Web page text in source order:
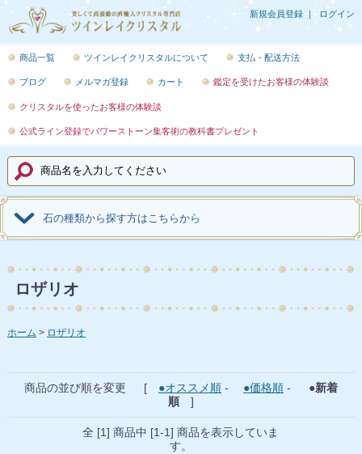
新規会員登録 ログイン
商品一覧 ツインレイクリスタルについて 支払・配送方法
ブログ メルマガ登録 カート 鑑定を受けたお客様の体験談
クリスタルを使ったお客様の体験談
公式ライン登録でパワーストーン集客術の教科書プレゼント
石の種類から探す方はこちらから
ロザリオ
ホーム ロザリオ
商品の並び順を変更 [ ●オススメ順- ●価格順- ●新着
順]
全 [1] 商品中 [1-1] 商品を表示していま
す。